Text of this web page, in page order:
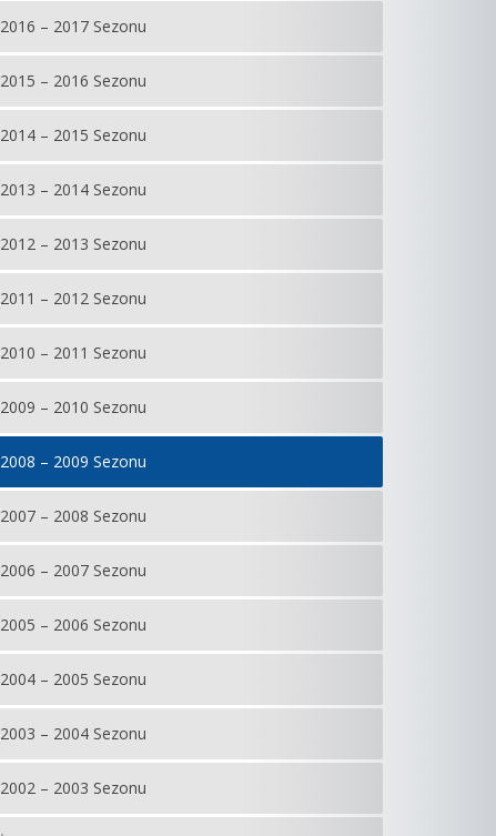
2016 – 2017 Sezonu
2015 – 2016 Sezonu
2014 – 2015 Sezonu
2013 – 2014 Sezonu
2012 – 2013 Sezonu
2011 – 2012 Sezonu
2010 – 2011 Sezonu
2009 – 2010 Sezonu
2008 – 2009 Sezonu
2007 – 2008 Sezonu
2006 – 2007 Sezonu
2005 – 2006 Sezonu
2004 – 2005 Sezonu
2003 – 2004 Sezonu
2002 – 2003 Sezonu